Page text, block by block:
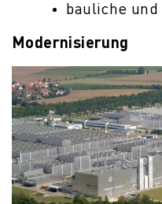
bauliche
Modernisierung